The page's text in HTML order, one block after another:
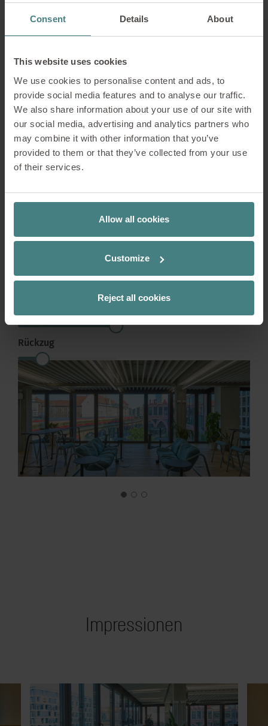
Consent Details About
This website uses cookies
We use cookies to personalise content and ads, to
provide social media features and to analyse our traffic.
We also share information about your use of our site with
our social media, advertising and analytics partners who
may combine it with other information that you’ve
provided to them or that they’ve collected from your use
of their services.
Allow all cookies
Customize
Reject all cookies
Rückzug
Lounge & Empfangsbereich
Eine Möglichkeit für Ruhepausen und Entspannung
bieten die großzügigen Loungebereiche mit Blick ins
Grüne. Hierher kann sich zurückziehen, wer seine
dabei Komfort und Wohlgefühl abseits der
Konzentration
Kommunikation
Rückzug
Impressionen